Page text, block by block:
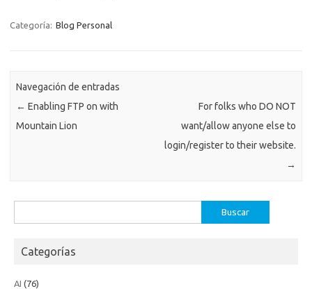
Categoría: Blog Personal
Navegación de entradas
← Enabling FTP on with
Mountain Lion
For folks who DO NOT
want/allow anyone else to
login/register to their website.
→
Categorías
AI (76)